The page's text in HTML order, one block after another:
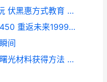
漫画群星大汇总伏黑惠怎么玩 伏黑惠方式教育 漫画群体头像
重返未来1999迷思海无光层450 重返未来1999迷思海怎么重置
间
零度曙光材料怎么获得 零度曙光材料获得方法 零之曙光心得